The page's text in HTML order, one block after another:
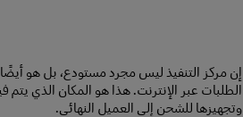
إن مركز التنفيذ ليس مجرد مستودع، بل هو
الطلبات عبر الإنترنت. هذا هو المكان الذي يتم
وتجهيزها للشحن إلى العميل النهائي.